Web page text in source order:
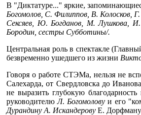
В "Диктатуре..." яркие,
Богомолов, С. Филиппов, В. Колосков,
Сексяев, Ю. Богданов, М. Лушкова,
Бородин, сестры Субботины/.
Центральная роль в спектакле
безвременно ушедшего из жизни
Говоря о работе СТЭМа, нельзя не
Салехарда, от Свердловска до
не выразить глубокую
руководителюЛ. Богомоловуи его
Дурандину А. Искандерову Е. Дорфману